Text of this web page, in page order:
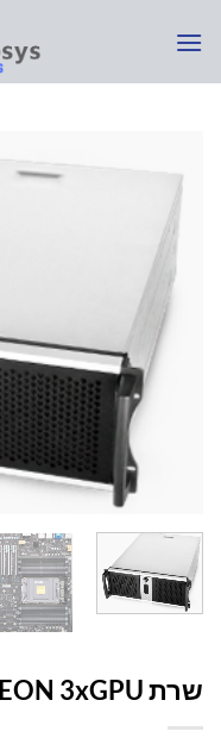
שרת AI 4U XEON 3xGPU